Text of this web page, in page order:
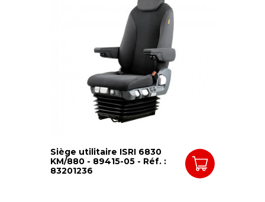
Siège utilitaire ISRI 6830
KM/880 - 89415-05 - Réf. :
83201236